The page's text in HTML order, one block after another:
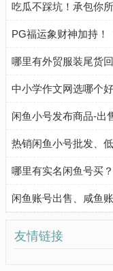
吃瓜不踩坑！承包你
PG福运象财神加持！
哪里有外贸服装尾货
中小学作文网选哪个
闲鱼小号发布商品-出
热销闲鱼小号批发、
哪里有实名闲鱼号买
友情链接